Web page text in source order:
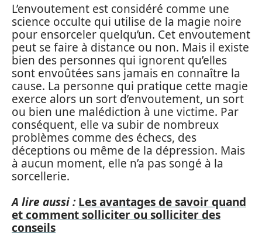
L’envoutement est considéré comme une
science occulte qui utilise de la magie noire
pour ensorceler quelqu’un. Cet envoutement
peut se faire à distance ou non. Mais il existe
bien des personnes qui ignorent qu’elles
sont envoûtées sans jamais en connaître la
cause. La personne qui pratique cette magie
exerce alors un sort d’envoutement, un sort
ou bien une malédiction à une victime. Par
conséquent, elle va subir de nombreux
problèmes comme des échecs, des
déceptions ou même de la dépression. Mais
à aucun moment, elle n’a pas songé à la
sorcellerie.
A lire aussi : Les avantages de savoir quand
et comment solliciter ou solliciter des
conseils